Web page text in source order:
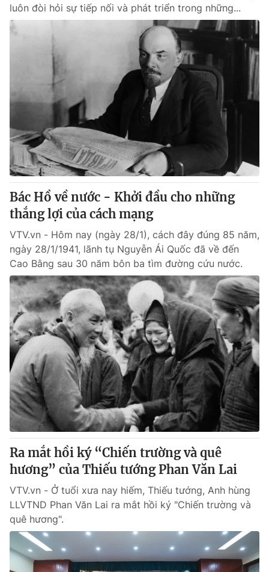
Video Shorts video
VTV Money VTV Thể thao
VTV Sức khoẻ Bất động sản
Thị trường 24h Tấm lòng Việt
VTV4 Vươn mình bằng AI
VTV9 VTV8
Liên hệ tòa soạn English
THỜI BÁO VTV
Theo dõi báo trên
Cơ quan chủ quản:Đài Truyền hình Việt Nam
Cơ quan báo chí: Thời báo VTV
Giấy phép hoạt động báo in và báo điện tử số 483/GP-BTTTT
cấp ngày 29/12/2023
Tổng Biên tập:Vũ Thanh Thủy
Phó Tổng Biên tập:Nguyễn Thị Mỹ Hạnh, Phạm Quốc Thắng,
Nguyễn Trọng Ninh
Tổng đài VTV:024.38 355 931 - 024.38 355 932
Ðiện thoại Thời báo VTV:
024.66 897 897
Email:toasoan@vtv.vn
Liên hệ quảng cáo:
luôn đòi hỏi sự tiếp nối và phát triển trong những...
Bác Hồ về nước - Khởi đầu cho những
thắng lợi của cách mạng
VTV.vn - Hôm nay (ngày 28/1), cách đây đúng 85 năm,
ngày 28/1/1941, lãnh tụ Nguyễn Ái Quốc đã về đến
Cao Bằng sau 30 năm bôn ba tìm đường cứu nước.
Ra mắt hồi ký “Chiến trường và quê
hương” của Thiếu tướng Phan Văn Lai
VTV.vn - Ở tuổi xưa nay hiếm, Thiếu tướng, Anh hùng
LLVTND Phan Văn Lai ra mắt hồi ký "Chiến trường và
quê hương".